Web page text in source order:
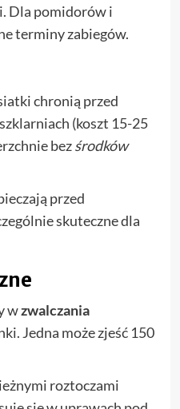
Dla pomidorów i
terminy zabiegów.
chronią przed
(koszt 15-25
bezśrodków
przed
skuteczne dla
wzwalczania
Jedna może zjeść 150
roztoczami